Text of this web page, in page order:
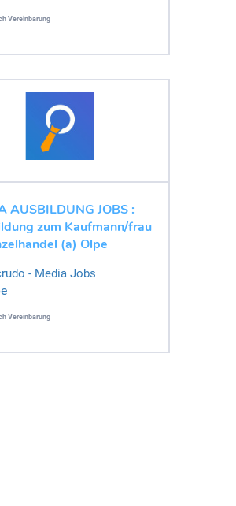
Vereinbarung
AUSBILDUNG JOBS :
zum Kaufmann/frau
(a) Olpe
- Media Jobs
Vereinbarung